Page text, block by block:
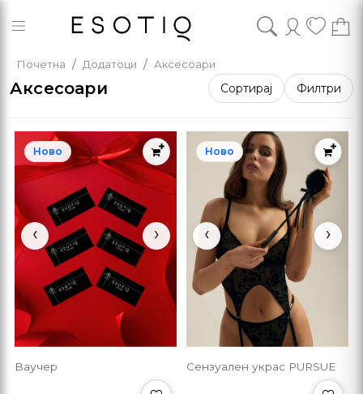
Почетна Додатоци Аксесоари
Аксесоари Сортирај Филтри
‹ ›
Ново
Ваучер
‹ ›
Ново
Сензуален украс PURSUE